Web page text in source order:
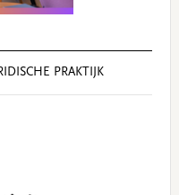
PRAKTIJK